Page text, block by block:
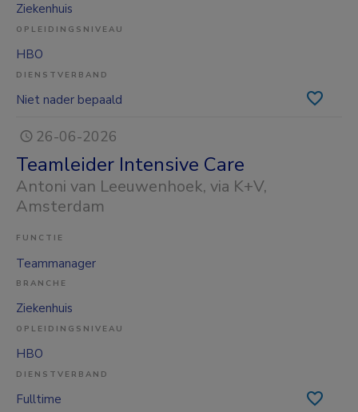
Ziekenhuis
OPLEIDINGSNIVEAU
HBO
DIENSTVERBAND
Niet nader bepaald
26-06-2026
Teamleider Intensive Care
Antoni van Leeuwenhoek, via K+V,
Amsterdam
FUNCTIE
Teammanager
BRANCHE
Ziekenhuis
OPLEIDINGSNIVEAU
HBO
DIENSTVERBAND
Fulltime